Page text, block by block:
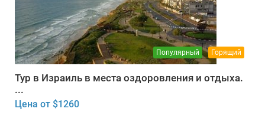
Популярный Горящий
Тур в Израиль в места оздоровления и отдыха.
...
Цена от $1260